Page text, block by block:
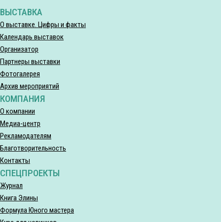
ВЫСТАВКА
О выставке. Цифры и факты
Календарь выставок
Организатор
Партнеры выставки
Фотогалерея
Архив мероприятий
КОМПАНИЯ
О компании
Медиа-центр
Рекламодателям
Благотворительность
Контакты
СПЕЦПРОЕКТЫ
Журнал
Книга Элины
Формула Юного мастера